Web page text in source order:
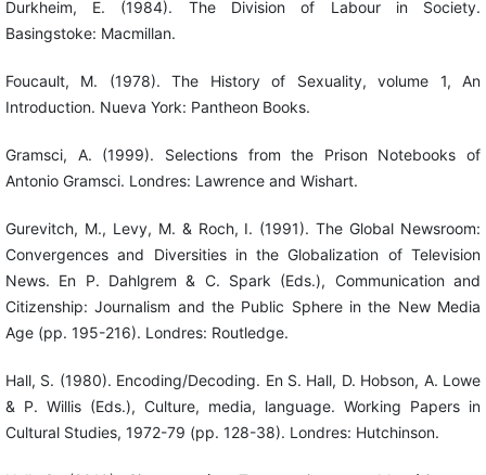
Durkheim, E. (1984). The Division of Labour in Society.
Basingstoke: Macmillan.
Foucault, M. (1978). The History of Sexuality, volume 1, An
Introduction. Nueva York: Pantheon Books.
Gramsci, A. (1999). Selections from the Prison Notebooks of
Antonio Gramsci. Londres: Lawrence and Wishart.
Gurevitch, M., Levy, M. & Roch, I. (1991). The Global Newsroom:
Convergences and Diversities in the Globalization of Television
News. En P. Dahlgrem & C. Spark (Eds.), Communication and
Citizenship: Journalism and the Public Sphere in the New Media
Age (pp. 195-216). Londres: Routledge.
Hall, S. (1980). Encoding/Decoding. En S. Hall, D. Hobson, A. Lowe
& P. Willis (Eds.), Culture, media, language. Working Papers in
Cultural Studies, 1972-79 (pp. 128-38). Londres: Hutchinson.